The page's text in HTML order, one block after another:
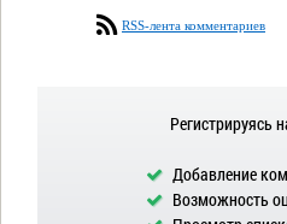
RSS-лента комментариев
Регистрируясь
Добавление
Возможность